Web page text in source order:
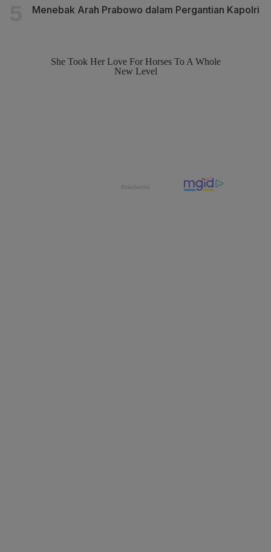
Menebak Arah Prabowo dalam Pergantian Kapolri